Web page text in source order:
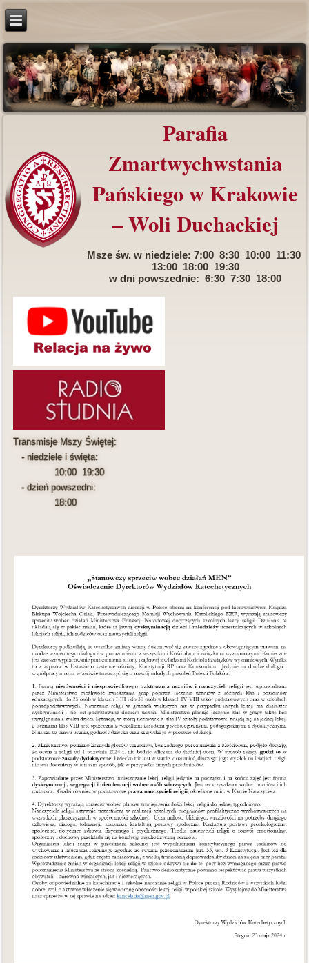
Parafia
Zmartwychwstania
Pańskiego w Krakowie
– Woli Duchackiej
Msze św. w niedziele: 7:00 8:30 10:00 11:30
13:00 18:00 19:30
w dni powszednie: 6:30 7:30 18:00
Transmisje Mszy Świętej:
- niedziele i święta:
10:00 19:30
- dzień powszedni:
18:00